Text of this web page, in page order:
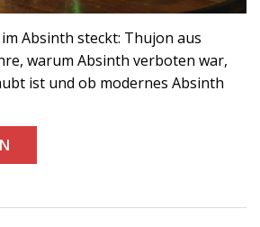
Absinth steckt: Thujon aus
warum Absinth verboten war,
ist und ob modernes Absinth